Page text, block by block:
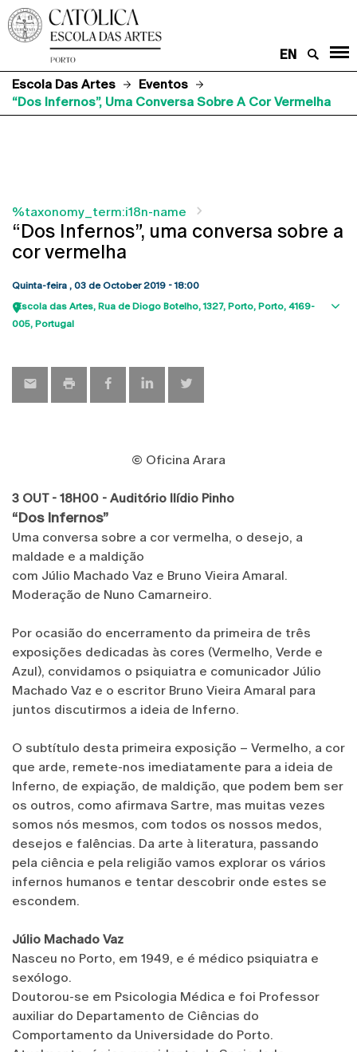
EN
Escola Das Artes
Eventos
“Dos Infernos”, Uma Conversa Sobre A Cor Vermelha
%taxonomy_term:i18n-name
“Dos Infernos”, uma conversa sobre a
cor vermelha
Quinta-feira , 03 de October 2019 - 18:00
Escola das Artes Rua de Diogo Botelho, 1327 Porto Porto 4169-
005 Portugal
© Oficina Arara
3 OUT - 18H00 - Auditório Ilídio Pinho
“Dos Infernos”
Uma conversa sobre a cor vermelha, o desejo, a
maldade e a maldição
com Júlio Machado Vaz e Bruno Vieira Amaral.
Moderação de Nuno Camarneiro.
Por ocasião do encerramento da primeira de três
exposições dedicadas às cores (Vermelho, Verde e
Azul), convidamos o psiquiatra e comunicador Júlio
Machado Vaz e o escritor Bruno Vieira Amaral para
juntos discutirmos a ideia de Inferno.
O subtítulo desta primeira exposição – Vermelho, a cor
que arde, remete-nos imediatamente para a ideia de
Inferno, de expiação, de maldição, que podem bem ser
os outros, como afirmava Sartre, mas muitas vezes
somos nós mesmos, com todos os nossos medos,
desejos e falências. Da arte à literatura, passando
pela ciência e pela religião vamos explorar os vários
infernos humanos e tentar descobrir onde estes se
escondem.
Júlio Machado Vaz
Nasceu no Porto, em 1949, e é médico psiquiatra e
sexólogo.
Doutorou-se em Psicologia Médica e foi Professor
auxiliar do Departamento de Ciências do
Comportamento da Universidade do Porto.